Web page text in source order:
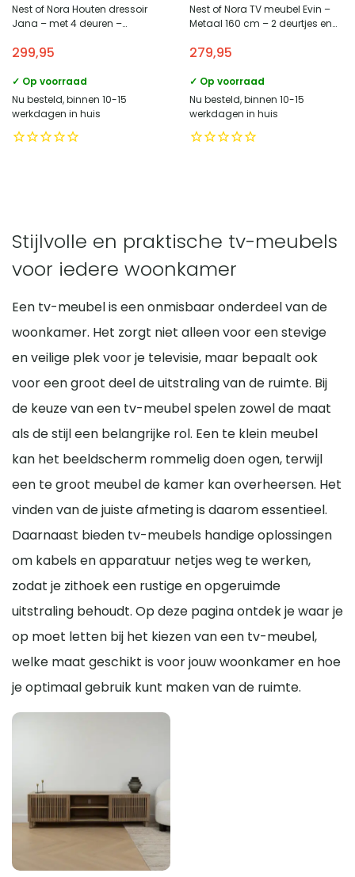
Nest of Nora Houten dressoir
Jana – met 4 deuren –
299,95
✓ Op voorraad
Nu besteld, binnen 10-15
werkdagen in huis
Nest of Nora TV meubel Evin –
Metaal 160 cm – 2 deurtjes en
279,95
✓ Op voorraad
Nu besteld, binnen 10-15
werkdagen in huis
Stijlvolle en praktische tv-meubels
voor iedere woonkamer
Een tv-meubel is een onmisbaar onderdeel van de
woonkamer. Het zorgt niet alleen voor een stevige
en veilige plek voor je televisie, maar bepaalt ook
voor een groot deel de uitstraling van de ruimte. Bij
de keuze van een tv-meubel spelen zowel de maat
als de stijl een belangrijke rol. Een te klein meubel
kan het beeldscherm rommelig doen ogen, terwijl
een te groot meubel de kamer kan overheersen. Het
vinden van de juiste afmeting is daarom essentieel.
Daarnaast bieden tv-meubels handige oplossingen
om kabels en apparatuur netjes weg te werken,
zodat je zithoek een rustige en opgeruimde
uitstraling behoudt. Op deze pagina ontdek je waar je
op moet letten bij het kiezen van een tv-meubel,
welke maat geschikt is voor jouw woonkamer en hoe
je optimaal gebruik kunt maken van de ruimte.